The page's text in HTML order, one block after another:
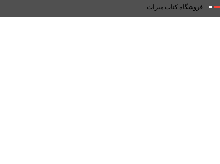
فروشگاه کتاب میراث